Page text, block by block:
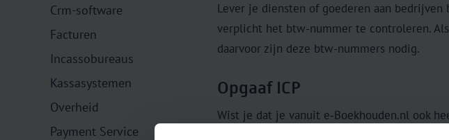
Crm-software
Facturen
Incassobureaus
Kassasystemen
Overheid
Payment Service
Lever je diensten of goederen aan bedrijven
verplicht het btw-nummer te controleren.
daarvoor zijn deze btw-nummers nodig.
Opgaaf ICP
Wist je dat je vanuit e‑Boekhouden.nl ook